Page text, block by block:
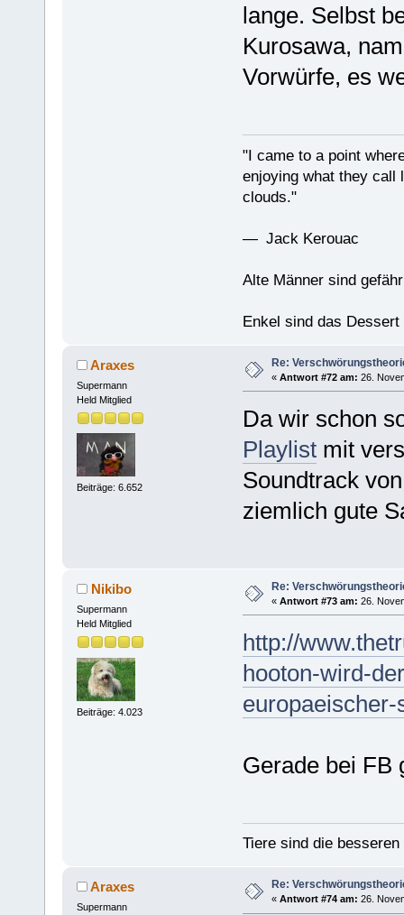
lange. Selbst
Kurosawa,
Vorwürfe, es
"I came to a point
enjoying what they call
clouds."
— Jack Kerouac
Alte Männer sind
Enkel sind das Dessert
Araxes
Supermann
Held Mitglied
Beiträge: 6.652
Re:
« Antwort #72 am: 26.
Da wir schon
Playlistmit
Soundtrack
ziemlich gute
Nikibo
Supermann
Held Mitglied
Beiträge: 4.023
Re:
« Antwort #73 am: 26.
http://
hooton-wird-
europaeischer-
Gerade bei FB
Tiere sind die
Araxes
Supermann
Re:
« Antwort #74 am: 26.